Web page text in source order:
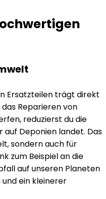
Ersatzteilen trägt direkt
Reparieren von
reduzierst du die
Deponien landet. Das
sondern auch für
zum Beispiel an die
auf unseren Planeten
ein kleinerer